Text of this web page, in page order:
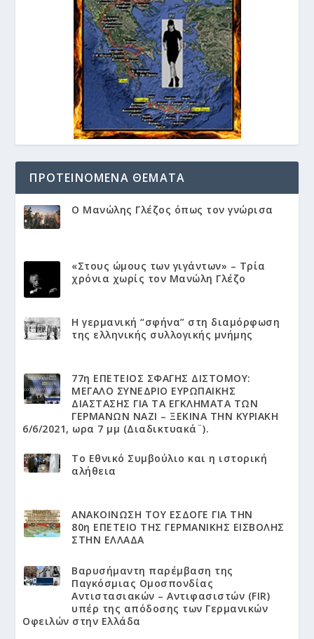
ΠΡΟΤΕΙΝΌΜΕΝΑ ΘΈΜΑΤΑ
Ο Μανώλης Γλέζος όπως τον γνώρισα
«Στους ώμους των γιγάντων» – Τρία
χρόνια χωρίς τον Μανώλη Γλέζο
Η γερμανική “σφήνα” στη διαμόρφωση
της ελληνικής συλλογικής μνήμης
77η ΕΠΕΤΕΙΟΣ ΣΦΑΓΗΣ ΔΙΣΤΟΜΟΥ:
ΜΕΓΑΛΟ ΣΥΝΕΔΡΙΟ ΕΥΡΩΠΑΙΚΗΣ
ΔΙΑΣΤΑΣΗΣ ΓΙΑ ΤΑ ΕΓΚΛΗΜΑΤΑ ΤΩΝ
ΓΕΡΜΑΝΩΝ ΝΑΖΙ – ΞΕΚΙΝΑ ΤΗΝ ΚΥΡΙΑΚΗ
6/6/2021, ωρα 7 μμ (Διαδικτυακά¨).
Το Εθνικό Συμβούλιο και η ιστορική
αλήθεια
ΑΝΑΚΟΙΝΩΣΗ ΤΟΥ ΕΣΔΟΓΕ ΓΙΑ ΤΗΝ
80η ΕΠΕΤΕΙΟ ΤΗΣ ΓΕΡΜΑΝΙΚΗΣ ΕΙΣΒΟΛΗΣ
ΣΤΗΝ ΕΛΛΑΔΑ
Βαρυσήμαντη παρέμβαση της
Παγκόσμιας Ομοσπονδίας
Αντιστασιακών – Αντιφασιστών (FIR)
υπέρ της απόδοσης των Γερμανικών
Οφειλών στην Ελλάδα